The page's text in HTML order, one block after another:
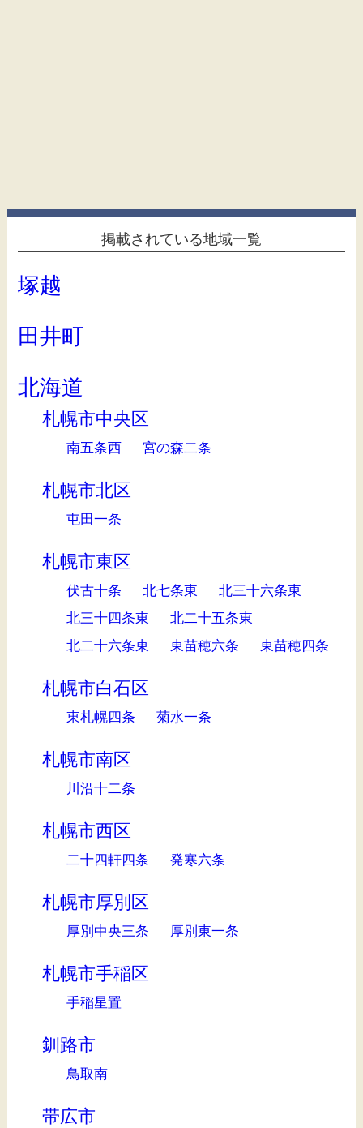
掲載されている地域一覧
塚越
田井町
北海道
札幌市中央区
南五条西 宮の森二条
札幌市北区
屯田一条
札幌市東区
伏古十条 北七条東
北三十六条東
北三十四条東
北二十五条東
北二十六条東
東苗穂六条 東苗穂四条
札幌市白石区
東札幌四条 菊水一条
札幌市南区
川沿十二条
札幌市西区
二十四軒四条 発寒六条
札幌市厚別区
厚別中央三条 厚別東一条
札幌市手稲区
手稲星置
釧路市
鳥取南
帯広市